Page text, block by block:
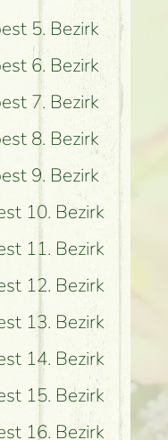
5. Bezirk
6. Bezirk
7. Bezirk
8. Bezirk
9. Bezirk
10. Bezirk
11. Bezirk
12. Bezirk
13. Bezirk
14. Bezirk
15. Bezirk
16. Bezirk